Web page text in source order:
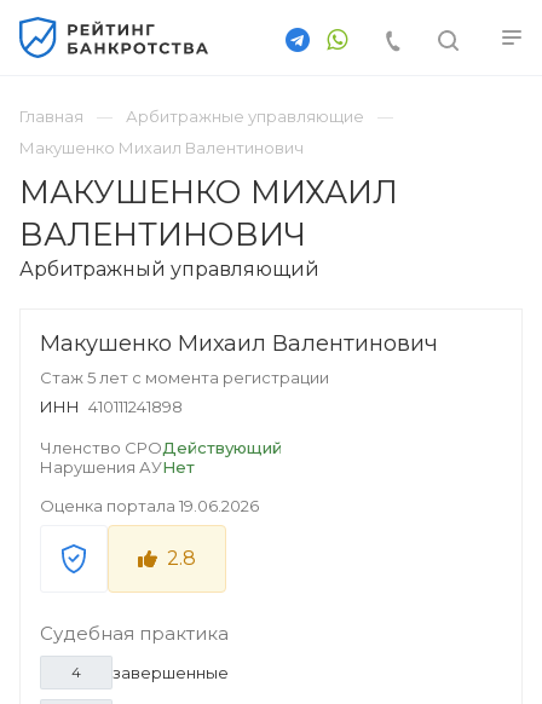
Главная
Арбитражные управляющие
Макушенко Михаил Валентинович
МАКУШЕНКО МИХАИЛ
ВАЛЕНТИНОВИЧ
Арбитражный управляющий
Макушенко Михаил Валентинович
Стаж 5 лет с момента регистрации
ИНН 410111241898
Членство СРОДействующий
Нарушения АУНет
Оценка портала 19.06.2026
2.8
Судебная практика
4 завершенные